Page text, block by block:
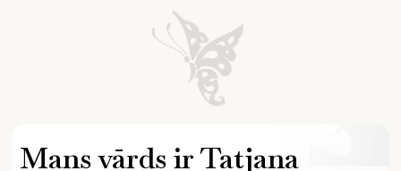
Mans vārds ir Tatjana